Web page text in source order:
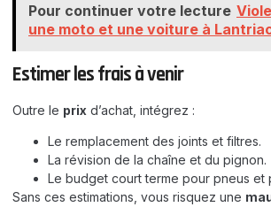
Pour continuer votre lecture
une moto et une voiture à
Estimer les frais à venir
Outre le prix d’achat, intégrez :
Le remplacement des joints et filtres.
La révision de la chaîne et du pignon.
Le budget court terme pour pneus et
Sans ces estimations, vous risquez une